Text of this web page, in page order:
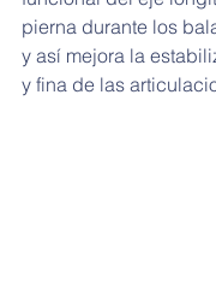
pierna durante los
y así mejora la
y fina de las